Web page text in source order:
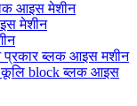
आइस मेशीन
मेशीन
प्रकार ब्लक आइस मशीन
कूलि block ब्लक आइस